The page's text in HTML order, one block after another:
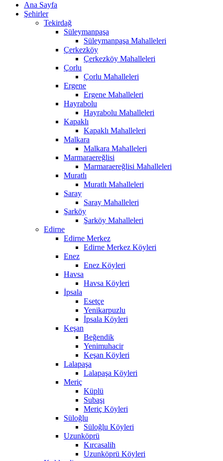
Ana Sayfa
Şehirler
Tekirdağ
Süleymanpaşa
Süleymanpaşa Mahalleleri
Çerkezköy
Çerkezköy Mahalleleri
Çorlu
Çorlu Mahalleleri
Ergene
Ergene Mahalleleri
Hayrabolu
Hayrabolu Mahalleleri
Kapaklı
Kapaklı Mahalleleri
Malkara
Malkara Mahalleleri
Marmaraereğlisi
Marmaraereğlisi Mahalleleri
Muratlı
Muratlı Mahalleleri
Saray
Saray Mahalleleri
Şarköy
Şarköy Mahalleleri
Edirne
Edirne Merkez
Edirne Merkez Köyleri
Enez
Enez Köyleri
Havsa
Havsa Köyleri
İpsala
Esetçe
Yenikarpuzlu
İpsala Köyleri
Keşan
Beğendik
Yenimuhacir
Keşan Köyleri
Lalapaşa
Lalapaşa Köyleri
Meriç
Küplü
Subaşı
Meriç Köyleri
Süloğlu
Süloğlu Köyleri
Uzunköprü
Kırcasalih
Uzunköprü Köyleri